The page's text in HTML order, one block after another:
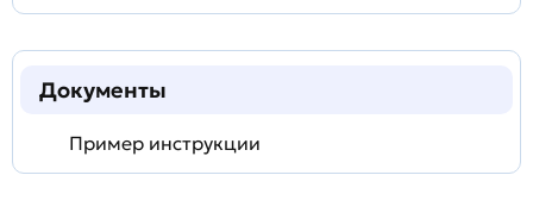
Документы
Пример инструкции